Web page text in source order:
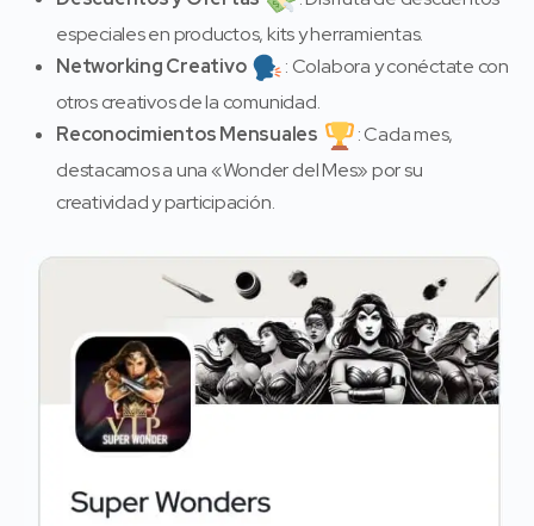
especiales en productos, kits y herramientas.
Networking Creativo
: Colabora y conéctate con
otros creativos de la comunidad.
Reconocimientos Mensuales
: Cada mes,
destacamos a una «Wonder del Mes» por su
creatividad y participación.